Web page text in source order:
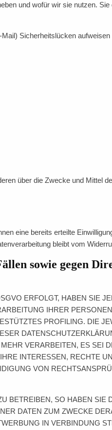
und wofür wir sie nutzen.
Sicherheitslücken
über die Zwecke und Mittel
eine bereits erteilte
bleibt vom
sowie gegen
ERFOLGT, HABEN SIE
IHRER
PROFILING. DIE
VERARBEITEN, ES SEI
INTERESSEN, RECHTE
VON
BETREIBEN, SO HABEN SIE
DATEN ZUM ZWECKE
IN VERBINDUNG